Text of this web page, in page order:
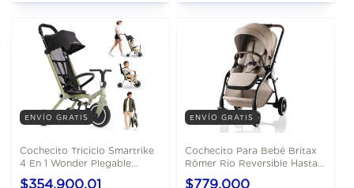
ENVÍO GRATIS
Cochecito Triciclo Smartrike
4 En 1 Wonder Plegable
Compacto
$354.900,01
ENVÍO GRATIS
Cochecito Para Bebé Britax
Römer Rio Reversible Hasta
22 Kg
$779.000